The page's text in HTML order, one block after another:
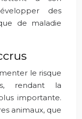
des
de maladie
le risque
rendant la
importante.
animaux, que